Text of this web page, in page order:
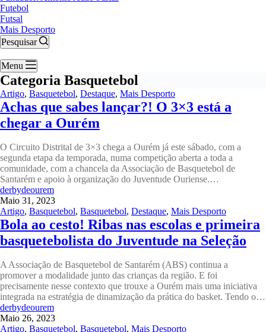
Futebol
Futsal
Mais Desporto
Pesquisar
Menu
Categoria Basquetebol
Artigo, Basquetebol, Destaque, Mais Desporto
Achas que sabes lançar?! O 3×3 está a
chegar a Ourém
O Circuito Distrital de 3×3 chega a Ourém já este sábado, com a
segunda etapa da temporada, numa competição aberta a toda a
comunidade, com a chancela da Associação de Basquetebol de
Santarém e apoio à organização do Juventude Ouriense.…
derbydeourem
Maio 31, 2023
Artigo, Basquetebol, Basquetebol, Destaque, Mais Desporto
Bola ao cesto! Ribas nas escolas e primeira
basquetebolista do Juventude na Seleção
A Associação de Basquetebol de Santarém (ABS) continua a
promover a modalidade junto das crianças da região. E foi
precisamente nesse contexto que trouxe a Ourém mais uma iniciativa
integrada na estratégia de dinamização da prática do basket. Tendo o…
derbydeourem
Maio 26, 2023
Artigo, Basquetebol, Basquetebol, Mais Desporto